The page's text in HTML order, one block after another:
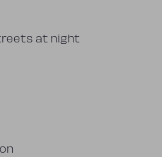
at night